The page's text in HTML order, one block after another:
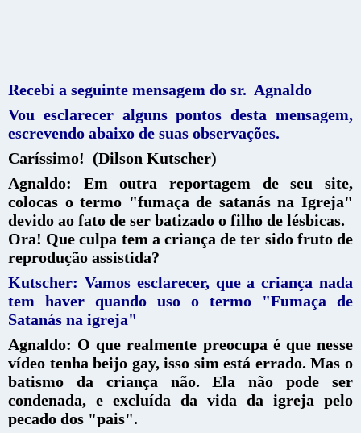
Recebi a seguinte mensagem do sr. Agnaldo
Vou esclarecer alguns pontos desta mensagem,
escrevendo abaixo de suas observações.
Caríssimo! (Dilson Kutscher)
Agnaldo: Em outra reportagem de seu site,
colocas o termo "fumaça de satanás na Igreja"
devido ao fato de ser batizado o filho de lésbicas.
Ora! Que culpa tem a criança de ter sido fruto de
reprodução assistida?
Kutscher: Vamos esclarecer, que a criança nada
tem haver quando uso o termo "Fumaça de
Satanás na igreja"
Agnaldo: O que realmente preocupa é que nesse
vídeo tenha beijo gay, isso sim está errado. Mas o
batismo da criança não. Ela não pode ser
condenada, e excluída da vida da igreja pelo
pecado dos "pais".